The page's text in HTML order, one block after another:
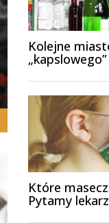
Kolejne
„kapslowego”
Które
Pytamy